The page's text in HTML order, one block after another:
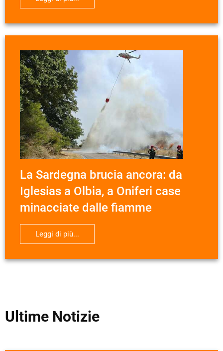
La Sardegna brucia ancora: da
Iglesias a Olbia, a Oniferi case
minacciate dalle fiamme
Leggi di più...
Ultime Notizie